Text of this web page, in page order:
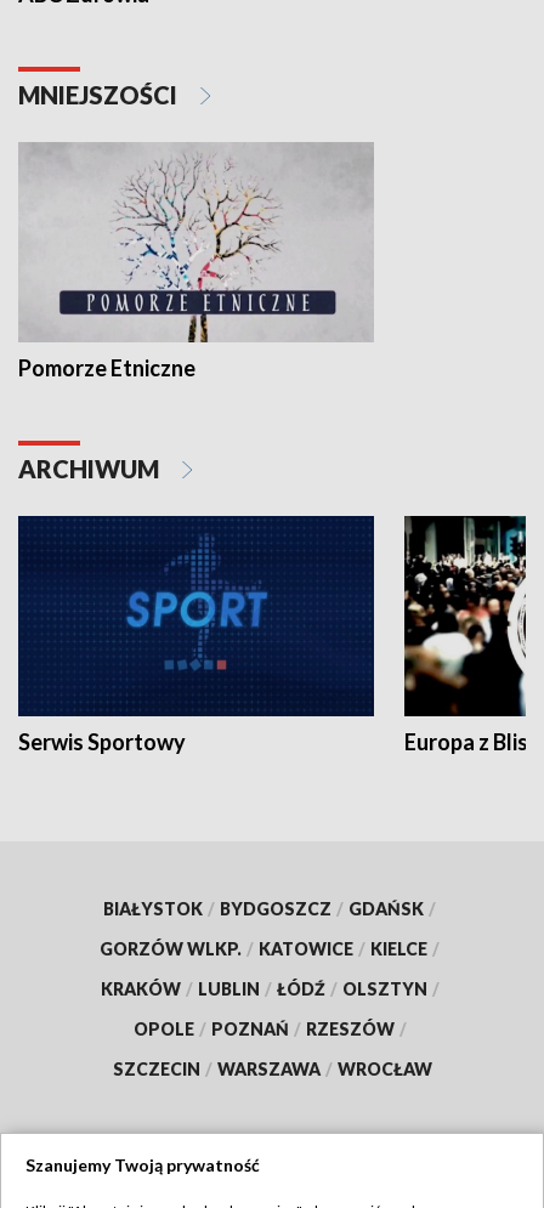
MNIEJSZOŚCI
Pomorze Etniczne
ARCHIWUM
Serwis Sportowy Europa z
BIAŁYSTOK / BYDGOSZCZ / GDAŃSK /
GORZÓW WLKP. / KATOWICE / KIELCE /
KRAKÓW / LUBLIN / ŁÓDŹ / OLSZTYN /
OPOLE / POZNAŃ / RZESZÓW /
SZCZECIN / WARSZAWA / WROCŁAW
Szanujemy Twoją prywatność